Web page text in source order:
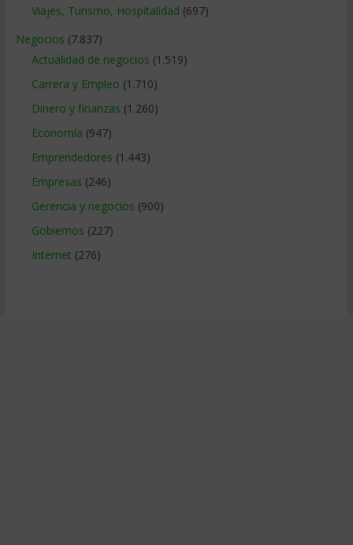
Viajes, Turismo, Hospitalidad (697)
Negocios (7.837)
Actualidad de negocios (1.519)
Carrera y Empleo (1.710)
Dinero y finanzas (1.260)
Economía (947)
Emprendedores (1.443)
Empresas (246)
Gerencia y negocios (900)
Gobiernos (227)
Internet (276)